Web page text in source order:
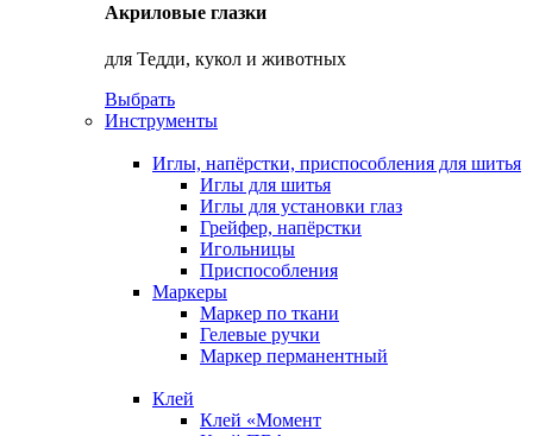
Акриловые глазки
для Тедди, кукол и животных
Выбрать
Инструменты
Иглы, напёрстки, приспособления для шитья
Иглы для шитья
Иглы для установки глаз
Грейфер, напёрстки
Игольницы
Приспособления
Маркеры
Маркер по ткани
Гелевые ручки
Маркер перманентный
Клей
Клей «Момент